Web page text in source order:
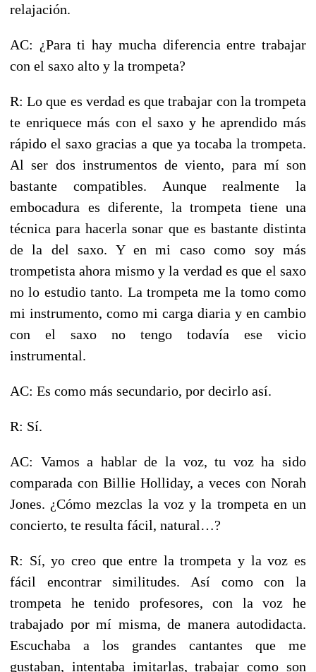
relajación.
AC: ¿Para ti hay mucha diferencia entre trabajar
con el saxo alto y la trompeta?
R: Lo que es verdad es que trabajar con la trompeta
te enriquece más con el saxo y he aprendido más
rápido el saxo gracias a que ya tocaba la trompeta.
Al ser dos instrumentos de viento, para mí son
bastante compatibles. Aunque realmente la
embocadura es diferente, la trompeta tiene una
técnica para hacerla sonar que es bastante distinta
de la del saxo. Y en mi caso como soy más
trompetista ahora mismo y la verdad es que el saxo
no lo estudio tanto. La trompeta me la tomo como
mi instrumento, como mi carga diaria y en cambio
con el saxo no tengo todavía ese vicio
instrumental.
AC: Es como más secundario, por decirlo así.
R: Sí.
AC: Vamos a hablar de la voz, tu voz ha sido
comparada con Billie Holliday, a veces con Norah
Jones. ¿Cómo mezclas la voz y la trompeta en un
concierto, te resulta fácil, natural…?
R: Sí, yo creo que entre la trompeta y la voz es
fácil encontrar similitudes. Así como con la
trompeta he tenido profesores, con la voz he
trabajado por mí misma, de manera autodidacta.
Escuchaba a los grandes cantantes que me
gustaban, intentaba imitarlas, trabajar como son